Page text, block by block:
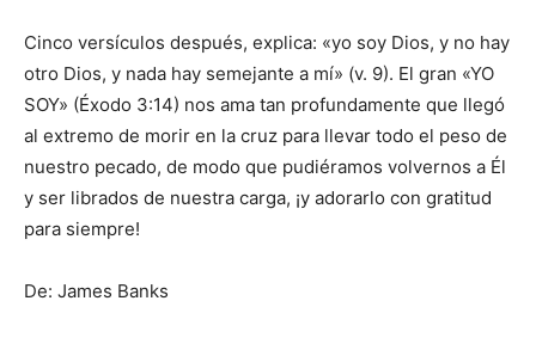
Cinco versículos después, explica: «yo soy Dios, y no hay
otro Dios, y nada hay semejante a mí» (v. 9). El gran «YO
SOY» (Éxodo 3:14) nos ama tan profundamente que llegó
al extremo de morir en la cruz para llevar todo el peso de
nuestro pecado, de modo que pudiéramos volvernos a Él
y ser librados de nuestra carga, ¡y adorarlo con gratitud
para siempre!
De: James Banks